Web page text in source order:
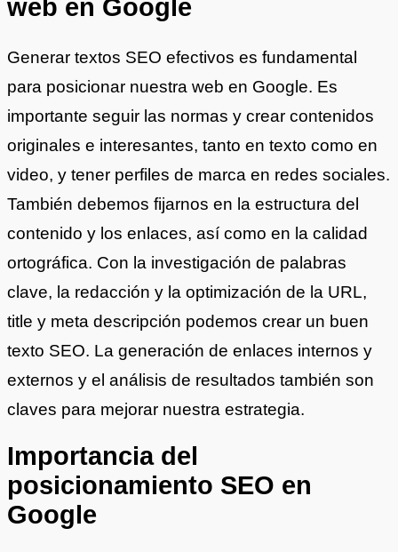
web en Google
Generar textos SEO efectivos es fundamental
para posicionar nuestra web en Google. Es
importante seguir las normas y crear contenidos
originales e interesantes, tanto en texto como en
video, y tener perfiles de marca en redes sociales.
También debemos fijarnos en la estructura del
contenido y los enlaces, así como en la calidad
ortográfica. Con la investigación de palabras
clave, la redacción y la optimización de la URL,
title y meta descripción podemos crear un buen
texto SEO. La generación de enlaces internos y
externos y el análisis de resultados también son
claves para mejorar nuestra estrategia.
Importancia del
posicionamiento SEO en
Google